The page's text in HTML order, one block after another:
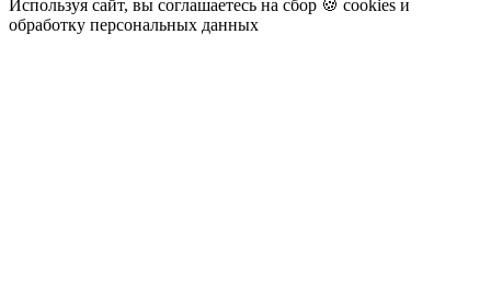
Используя сайт, вы соглашаетесь на сбор 🍪 cookies и
обработку персональных данных